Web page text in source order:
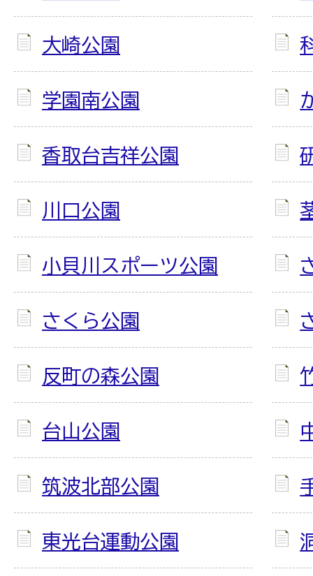
大崎公園
学園南公園
香取台吉祥公園
川口公園
小貝川スポーツ公園
さくら公園
反町の森公園
台山公園
筑波北部公園
東光台運動公園